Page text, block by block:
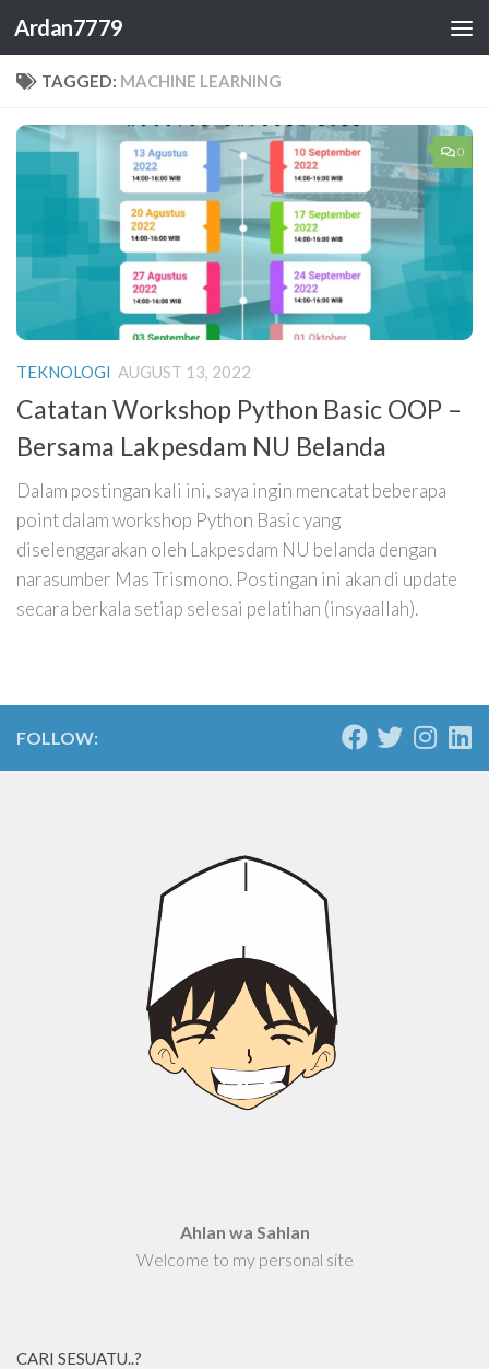
Skip to content
Ardan7779
TAGGED: MACHINE LEARNING
0
TEKNOLOGI AUGUST 13, 2022
Catatan Workshop Python Basic OOP –
Bersama Lakpesdam NU Belanda
Dalam postingan kali ini, saya ingin mencatat beberapa
point dalam workshop Python Basic yang
diselenggarakan oleh Lakpesdam NU belanda dengan
narasumber Mas Trismono. Postingan ini akan di update
secara berkala setiap selesai pelatihan (insyaallah).
FOLLOW:
Ahlan wa Sahlan
Welcome to my personal site
CARI SESUATU..?